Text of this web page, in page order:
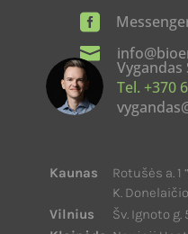


Vygandas
Tel. +370
Kaunas
Rotušės a. 1
K.
Vilnius
Šv. Ignoto g.